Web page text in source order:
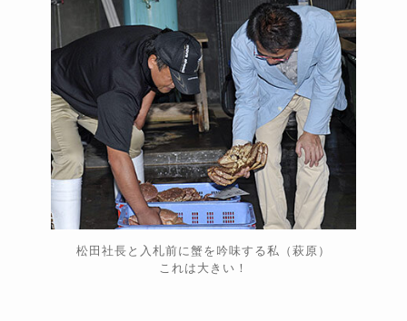
松田社長と入札前に蟹を吟味する私（萩原）
これは大きい！